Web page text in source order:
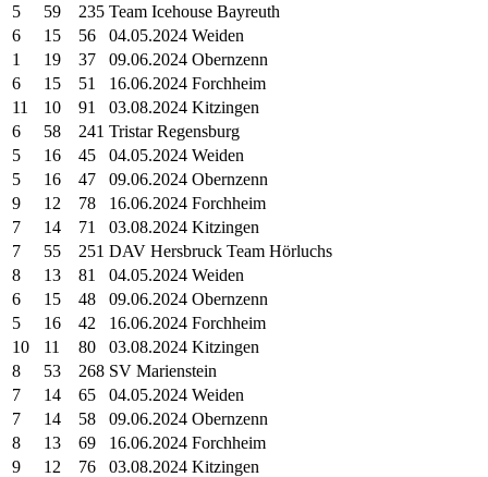
5
59 235 Team Icehouse Bayreuth
6
15 56
04.05.2024 Weiden
1
19 37
09.06.2024 Obernzenn
6
15 51
16.06.2024 Forchheim
11
10 91
03.08.2024 Kitzingen
6
58 241 Tristar Regensburg
5
16 45
04.05.2024 Weiden
5
16 47
09.06.2024 Obernzenn
9
12 78
16.06.2024 Forchheim
7
14 71
03.08.2024 Kitzingen
7
55 251 DAV Hersbruck Team Hörluchs
8
13 81
04.05.2024 Weiden
6
15 48
09.06.2024 Obernzenn
5
16 42
16.06.2024 Forchheim
10
11 80
03.08.2024 Kitzingen
8
53 268 SV Marienstein
7
14 65
04.05.2024 Weiden
7
14 58
09.06.2024 Obernzenn
8
13 69
16.06.2024 Forchheim
9
12 76
03.08.2024 Kitzingen